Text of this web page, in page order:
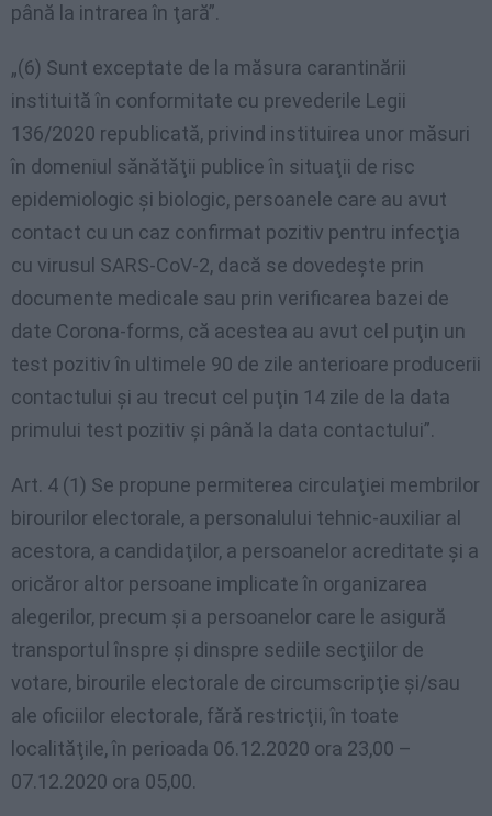
până la intrarea în ţară”.
„(6) Sunt exceptate de la măsura carantinării
instituită în conformitate cu prevederile Legii
136/2020 republicată, privind instituirea unor măsuri
în domeniul sănătăţii publice în situaţii de risc
epidemiologic şi biologic, persoanele care au avut
contact cu un caz confirmat pozitiv pentru infecţia
cu virusul SARS-CoV-2, dacă se dovedeşte prin
documente medicale sau prin verificarea bazei de
date Corona-forms, că acestea au avut cel puţin un
test pozitiv în ultimele 90 de zile anterioare producerii
contactului şi au trecut cel puţin 14 zile de la data
primului test pozitiv şi până la data contactului”.
Art. 4 (1) Se propune permiterea circulaţiei membrilor
birourilor electorale, a personalului tehnic-auxiliar al
acestora, a candidaţilor, a persoanelor acreditate şi a
oricăror altor persoane implicate în organizarea
alegerilor, precum şi a persoanelor care le asigură
transportul înspre şi dinspre sediile secţiilor de
votare, birourile electorale de circumscripţie şi/sau
ale oficiilor electorale, fără restricţii, în toate
localităţile, în perioada 06.12.2020 ora 23,00 –
07.12.2020 ora 05,00.